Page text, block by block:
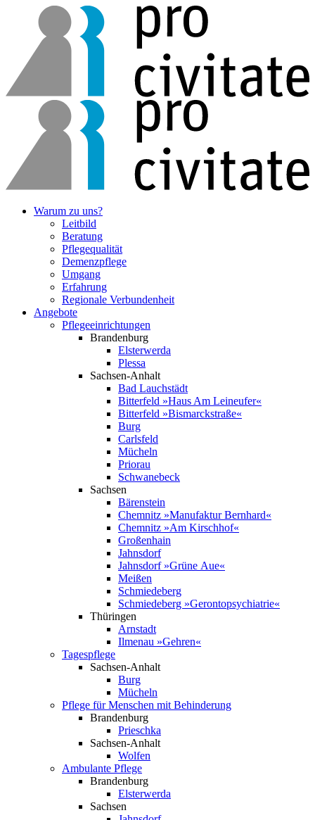
Warum zu uns?
Leitbild
Beratung
Pflegequalität
Demenzpflege
Umgang
Erfahrung
Regionale Verbunden­heit
Angebote
Pflege­einrichtungen
Brandenburg
Elsterwerda
Plessa
Sachsen-Anhalt
Bad Lauchstädt
Bitterfeld »Haus Am Leineufer«
Bitterfeld »Bismarck­straße«
Burg
Carlsfeld
Mücheln
Priorau
Schwanebeck
Sachsen
Bärenstein
Chemnitz »Manufaktur Bernhard«
Chemnitz »Am Kirschhof«
Großenhain
Jahnsdorf
Jahnsdorf »Grüne Aue«
Meißen
Schmiedeberg
Schmiedeberg »Geronto­psychiatrie«
Thüringen
Arnstadt
Ilmenau »Gehren«
Tagespflege
Sachsen-Anhalt
Burg
Mücheln
Pflege­ für Menschen mit Behinderung
Brandenburg
Prieschka
Sachsen-Anhalt
Wolfen
Ambulante Pflege
Brandenburg
Elsterwerda
Sachsen